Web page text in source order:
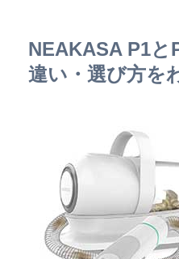
NEAKASA P1と
違い・選び方を